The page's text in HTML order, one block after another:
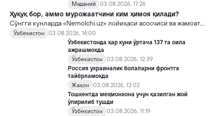
Маданий
03.08.2026, 17:26
Ҳуқуқ бор, аммо мурожаатчини ким ҳимоя қилади?
Сўнгги кунларда «Nemolchi.uz» лойиҳаси асосчиси ва жамоат
фаоли Ирина Матвиенко билан боғлиқ воқеа жамоатчиликда
кенг муҳокама қилинмоқда.
Ўзбекистон
03.08.2026, 14:00
Ўзбекистонда ҳар куни ўртача 137 та оила
ажрашмоқда
Ўзбекистон
03.08.2026, 12:39
Россия украиналик болаларни фронтга
тайёрламоқда
Жаҳон
03.08.2026, 12:02
Тошкентда меҳмонхона учун қазилган жой
ўпирилиб тушди
Ўзбекистон
03.08.2026, 11:19